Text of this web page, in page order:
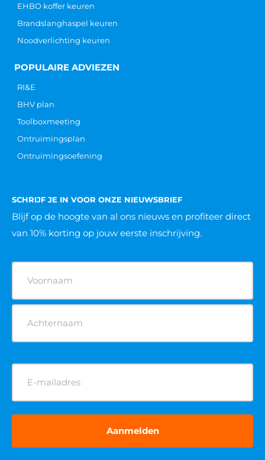
EHBO koffer keuren
Brandslanghaspel keuren
Noodverlichting keuren
POPULAIRE ADVIEZEN
RI&E
BHV plan
Toolboxmeeting
Ontruimingsplan
Ontruimingsoefening
SCHRIJF JE IN VOOR ONZE NIEUWSBRIEF
Blijf op de hoogte van al ons nieuws en profiteer direct
van 10% korting op jouw eerste inschrijving.
(Vereist)
E-
mailadres
(Vereist)